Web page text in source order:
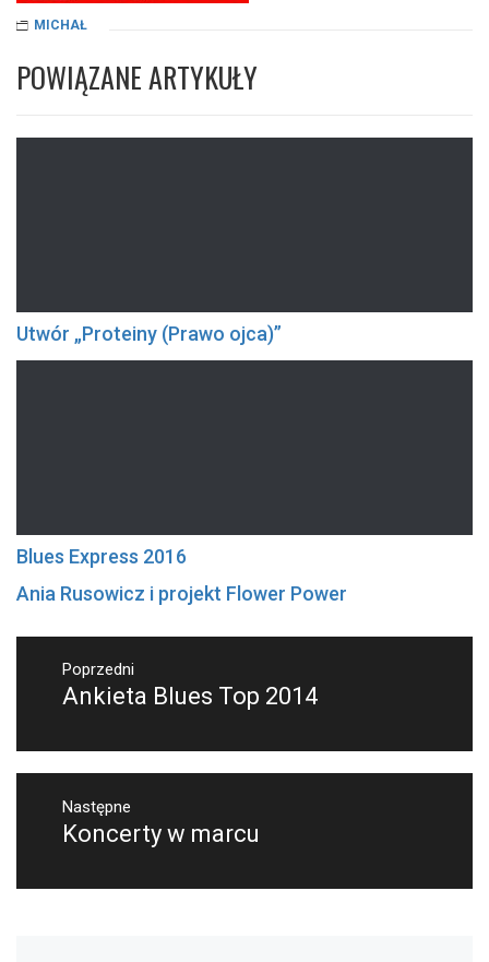
MICHAŁ
POWIĄZANE ARTYKUŁY
Utwór „Proteiny (Prawo ojca)”
Blues Express 2016
Ania Rusowicz i projekt Flower Power
Nawigacja
wpisuPoprzedni
Poprzedni
Ankieta Blues Top 2014
Następne
Następny
Koncerty w marcu